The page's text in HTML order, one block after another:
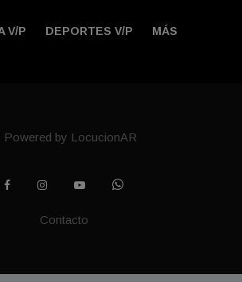
V/P DEPORTES V/P MÁS
by LocucionAR
Contacto